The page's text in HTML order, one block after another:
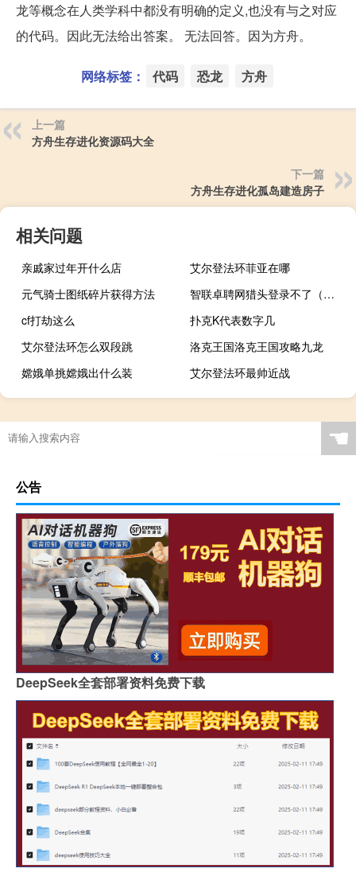
龙等概念在人类学科中都没有明确的定义,也没有与之对应
的代码。因此无法给出答案。 无法回答。因为方舟。
网络标签： 代码 恐龙 方舟
上一篇
方舟生存进化资源码大全
下一篇
方舟生存进化孤岛建造房子
相关问题
亲戚家过年开什么店
艾尔登法环菲亚在哪
元气骑士图纸碎片获得方法
智联卓聘网猎头登录不了（智联卓聘网猎头登录）
cf打劫这么
扑克K代表数字几
艾尔登法环怎么双段跳
洛克王国洛克王国攻略九龙
嫦娥单挑嫦娥出什么装
艾尔登法环最帅近战
☚
公告
DeepSeek全套部署资料免费下载